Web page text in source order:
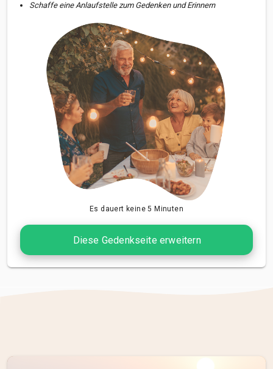
Schaffe eine Anlaufstelle zum Gedenken und Erinnern
Es dauert keine 5 Minuten
Diese Gedenkseite erweitern